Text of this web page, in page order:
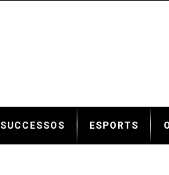
SUCCESSOS ESPORTS